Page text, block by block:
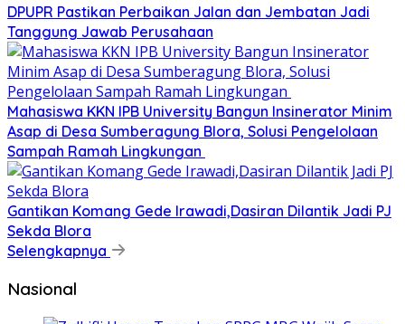
DPUPR Pastikan Perbaikan Jalan dan Jembatan Jadi
Tanggung Jawab Perusahaan
Mahasiswa KKN IPB University Bangun Insinerator Minim
Asap di Desa Sumberagung Blora, Solusi Pengelolaan
Sampah Ramah Lingkungan ‎
Gantikan Komang Gede Irawadi,Dasiran Dilantik Jadi PJ
Sekda Blora
Selengkapnya
Nasional